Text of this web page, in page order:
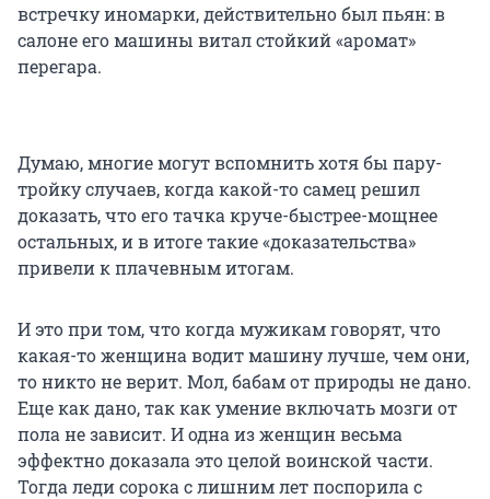
встречку иномарки, действительно был пьян: в
салоне его машины витал стойкий «аромат»
перегара.
Думаю, многие могут вспомнить хотя бы пару-
тройку случаев, когда какой-то самец решил
доказать, что его тачка круче-быстрее-мощнее
остальных, и в итоге такие «доказательства»
привели к плачевным итогам.
И это при том, что когда мужикам говорят, что
какая-то женщина водит машину лучше, чем они,
то никто не верит. Мол, бабам от природы не дано.
Еще как дано, так как умение включать мозги от
пола не зависит. И одна из женщин весьма
эффектно доказала это целой воинской части.
Тогда леди сорока с лишним лет поспорила с